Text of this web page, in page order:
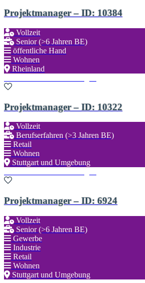
Projektmanager – ID: 10384
Vollzeit
Senior (>6 Jahren BE)
öffentliche Hand
Wohnen
Rheinland
Projektmanager – ID: 10322
Vollzeit
Berufserfahren (>3 Jahren BE)
Retail
Wohnen
Stuttgart und Umgebung
Projektmanager – ID: 6924
Vollzeit
Senior (>6 Jahren BE)
Gewerbe
Industrie
Retail
Wohnen
Stuttgart und Umgebung